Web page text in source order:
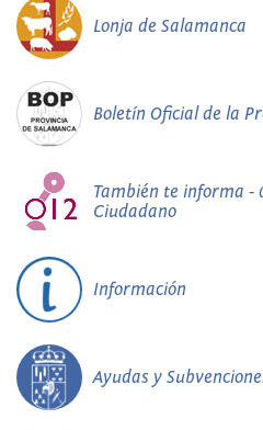
Lonja de Salamanca
Boletín Oficial de la
También te informa -
Ciudadano
Información
Ayudas y